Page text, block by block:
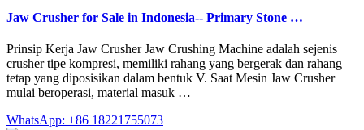
Jaw Crusher for Sale in Indonesia-- Primary Stone …
Prinsip Kerja Jaw Crusher Jaw Crushing Machine adalah sejenis
crusher tipe kompresi, memiliki rahang yang bergerak dan rahang
tetap yang diposisikan dalam bentuk V. Saat Mesin Jaw Crusher
mulai beroperasi, material masuk …
WhatsApp: +86 18221755073